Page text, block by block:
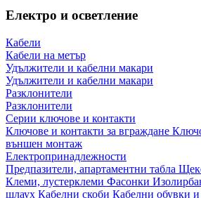
Електро и осветление
Кабели
Кабели на метър
Удължители и кабелни макари
Удължители и кабелни макари
Разклонители
Разклонители
Серии ключове и контакти
Ключове и контакти за вграждане
външен монтаж
Електропринадлежности
Предпазители, апартаментни табла
Клеми, лустерклеми Фасонки
шлаух Кабелни скоби Кабелни обувки